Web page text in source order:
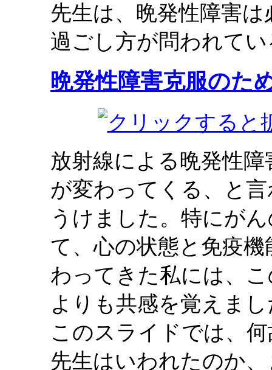
先生は、晩発性障害
過ごし方が問われて
晩発性障害克服のた
放射線による晩発性
が変わってくる、と
うけました。特にが
て、心の状態と免疫
わってきた私には、
よりも共感を覚えま
このスライドでは、
先生はいわれたのか